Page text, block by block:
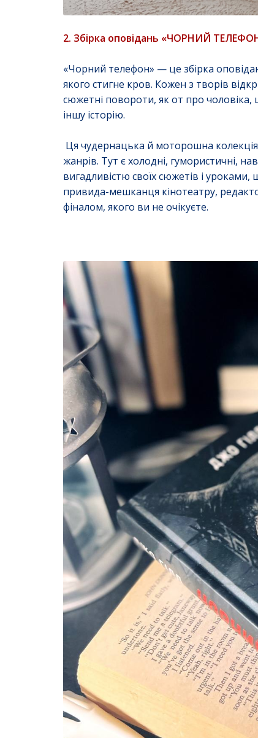
2. Збірка оповідань «ЧОРНИЙ
«Чорний телефон» — це збірка
якого стигне кров. Кожен з творів
сюжетні повороти, як от про
іншу історію.
Ця чудернацька й моторошна колекція
жанрів. Тут є холодні, гумористичні,
вигадливістю своїх сюжетів і
привида-мешканця кінотеатру,
фіналом, якого ви не очікуєте.